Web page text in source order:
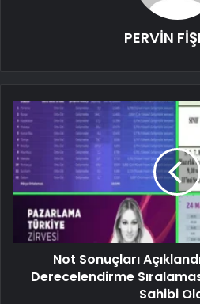
PERVİN
Not Sonuçları
Derecelendirme
Sahibi